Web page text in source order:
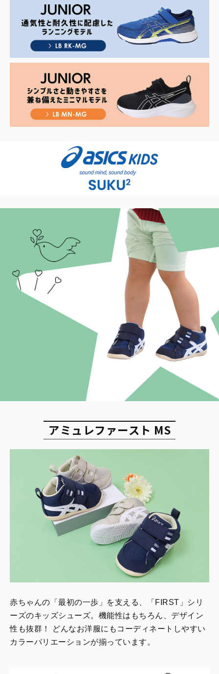
アミュレファースト MS
赤ちゃんの「最初の一歩」を支える、「FIRST」シリ
ーズのキッズシューズ。機能性はもちろん、デザイン
性も抜群！ どんなお洋服にもコーディネートしやすい
カラーバリエーションが揃っています。